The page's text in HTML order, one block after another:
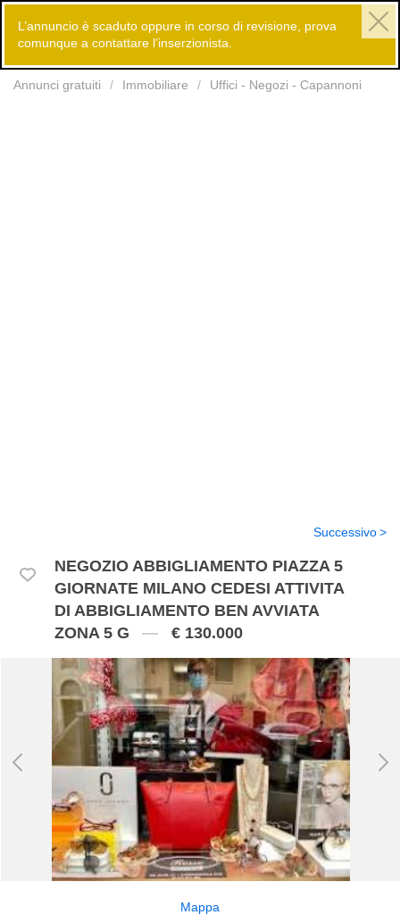
Annunci gratuiti Immobiliare Uffici - Negozi - Capannoni
L’annuncio è scaduto oppure in corso di revisione, prova
comunque a contattare l’inserzionista.
NEGOZIO ABBIGLIAMENTO PIAZZA 5
GIORNATE MILANO CEDESI ATTIVITA
DI ABBIGLIAMENTO BEN AVVIATA
ZONA 5 G
€ 130.000
Successivo
Mappa